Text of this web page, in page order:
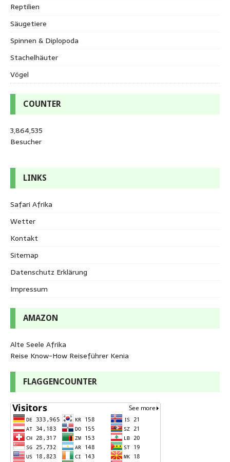
Reptilien
Säugetiere
Spinnen & Diplopoda
Stachelhäuter
Vögel
COUNTER
3,864,535
Besucher
LINKS
Safari Afrika
Wetter
Kontakt
Sitemap
Datenschutz Erklärung
Impressum
AMAZON
Alte Seele Afrika
Reise Know-How Reiseführer Kenia
FLAGGENCOUNTER